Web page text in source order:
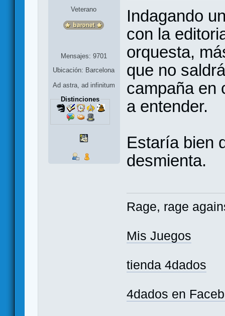
Veterano
Mensajes: 9701
Ubicación: Barcelona
Ad astra, ad infinitum
Distinciones
Indagando
con la
orquesta,
que no
campaña en
a entender.
Estaría bien
desmienta.
Rage, rage
Mis Juegos
tienda 4dados
4dados en